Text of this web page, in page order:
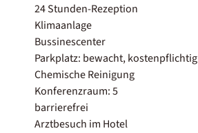
24 Stunden-Rezeption
Klimaanlage
Bussinescenter
Parkplatz: bewacht, kostenpflichtig
Chemische Reinigung
Konferenzraum: 5
barrierefrei
Arztbesuch im Hotel